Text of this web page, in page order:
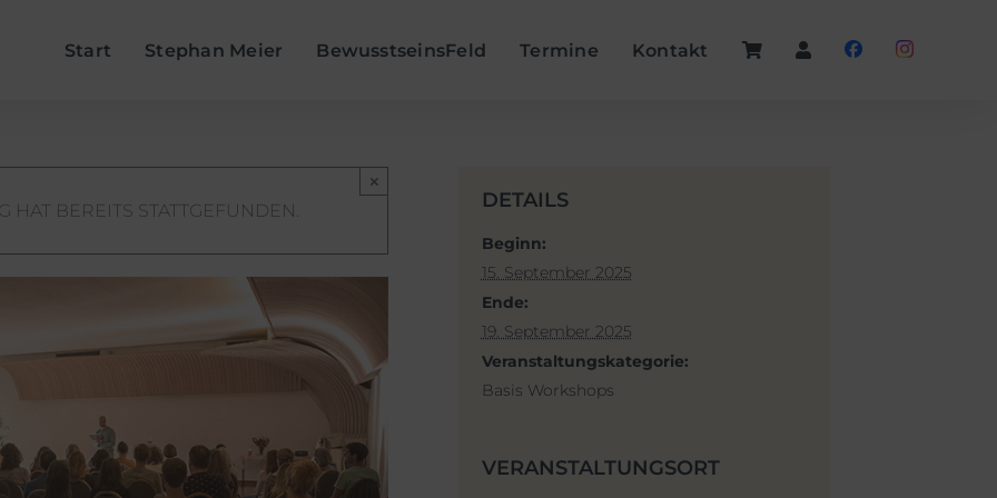
Start Stephan Meier BewusstseinsFeld Termine Kontakt
HAT BEREITS STATTGEFUNDEN.
×
DETAILS
Beginn:
15. September 2025
Ende:
19. September 2025
Veranstaltungskategorie:
Basis Workshops
VERANSTALTUNGSORT